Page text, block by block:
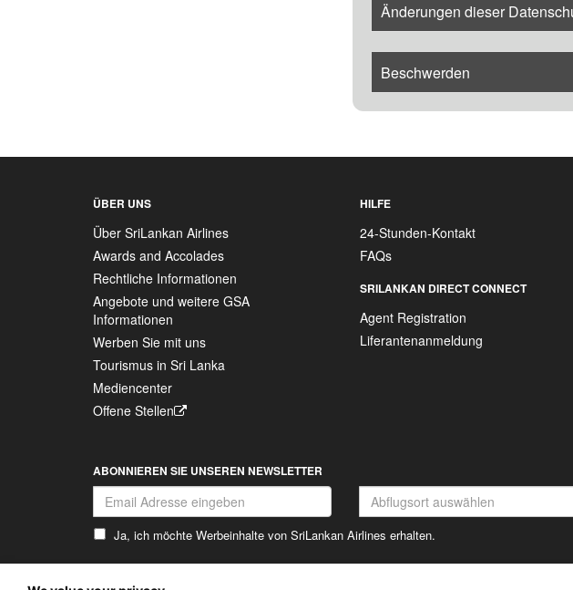
Änderungen dieser
Beschwerden
ÜBER UNS
Über SriLankan Airlines
Awards and Accolades
Rechtliche Informationen
Angebote und weitere GSA
Informationen
Werben Sie mit uns
Tourismus in Sri Lanka
Mediencenter
Offene Stellen
HILFE
24-Stunden-Kontakt
FAQs
SRILANKAN DIRECT CONNECT
Agent Registration
Liferantenanmeldung
ABONNIEREN SIE UNSEREN NEWSLETTER
Ja, ich möchte Werbeinhalte von SriLankan Airlines erhalten.